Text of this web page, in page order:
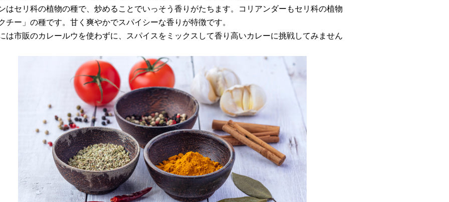
はセリ科の植物の種で、炒めることでいっそう香りがたちます。コリアンダーもセリ科の植物
チー」の種です。甘く爽やかでスパイシーな香りが特徴です。
は市販のカレールウを使わずに、スパイスをミックスして香り高いカレーに挑戦してみません